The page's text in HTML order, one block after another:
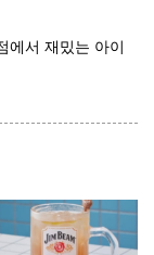
에서 재밌는 아이